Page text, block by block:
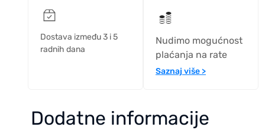
Dostava između 3 i 5
radnih dana
Nudimo mogućnost
plaćanja na rate
Saznaj više >
Dodatne informacije